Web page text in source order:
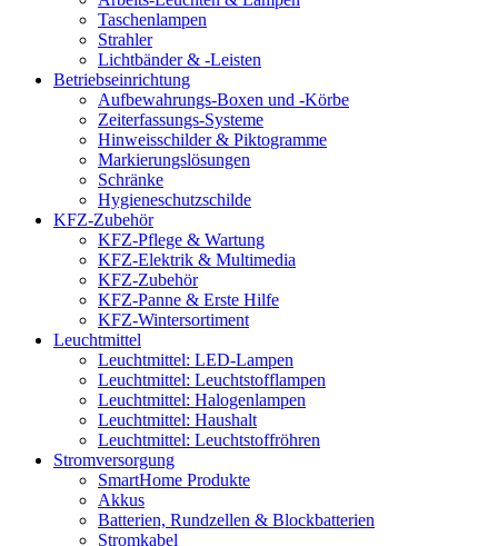
Taschenlampen
Strahler
Lichtbänder & -Leisten
Betriebseinrichtung
Aufbewahrungs-Boxen und -Körbe
Zeiterfassungs-Systeme
Hinweisschilder & Piktogramme
Markierungslösungen
Schränke
Hygieneschutzschilde
KFZ-Zubehör
KFZ-Pflege & Wartung
KFZ-Elektrik & Multimedia
KFZ-Zubehör
KFZ-Panne & Erste Hilfe
KFZ-Wintersortiment
Leuchtmittel
Leuchtmittel: LED-Lampen
Leuchtmittel: Leuchtstofflampen
Leuchtmittel: Halogenlampen
Leuchtmittel: Haushalt
Leuchtmittel: Leuchtstoffröhren
Stromversorgung
SmartHome Produkte
Akkus
Batterien, Rundzellen & Blockbatterien
Stromkabel